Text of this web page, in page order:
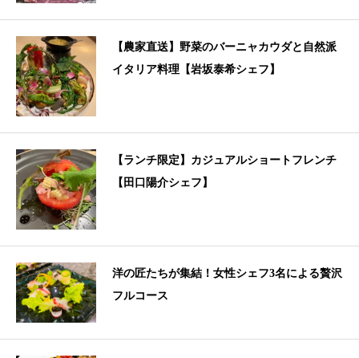
【農家直送】野菜のバーニャカウダと自然派
イタリア料理【岩坂泰希シェフ】
【ランチ限定】カジュアルショートフレンチ
【田口陽介シェフ】
洋の匠たちが集結！女性シェフ3名による贅沢
フルコース